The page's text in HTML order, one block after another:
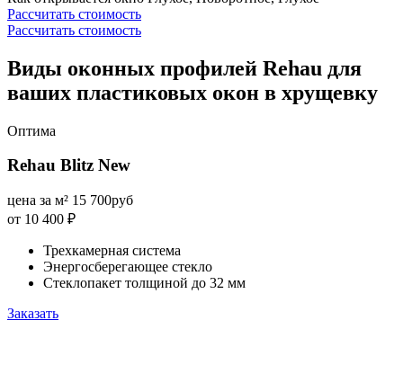
Рассчитать стоимость
Рассчитать стоимость
Виды оконных профилей Rehau для
ваших пластиковых окон в хрущевку
Оптима
Rehau Blitz New
цена за м² 15 700руб
от 10 400 ₽
Трехкамерная система
Энергосберегающее стекло
Стеклопакет толщиной до 32 мм
Заказать